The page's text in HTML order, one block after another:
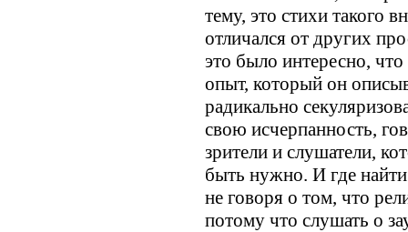
тему, это стихи такого
отличался от других
это было интересно,
опыт, который он
радикально
свою исчерпанность,
зрители и слушатели,
быть нужно. И где
не говоря о том, что
потому что слушать о